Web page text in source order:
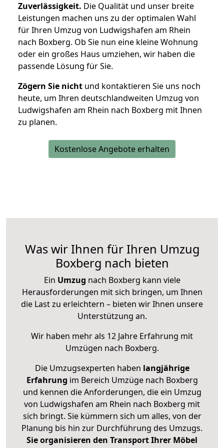
Zuverlässigkeit. Die Qualität und unser breite
Leistungen machen uns zu der optimalen Wahl
für Ihren Umzug von Ludwigshafen am Rhein
nach Boxberg. Ob Sie nun eine kleine Wohnung
oder ein großes Haus umziehen, wir haben die
passende Lösung für Sie.
Zögern Sie nicht und kontaktieren Sie uns noch
heute, um Ihren deutschlandweiten Umzug von
Ludwigshafen am Rhein nach Boxberg mit Ihnen
zu planen.
Kostenlose Angebote erhalten
Was wir Ihnen für Ihren Umzug
Boxberg nach bieten
Ein Umzug nach Boxberg kann viele
Herausforderungen mit sich bringen, um Ihnen
die Last zu erleichtern – bieten wir Ihnen unsere
Unterstützung an.
Wir haben mehr als 12 Jahre Erfahrung mit
Umzügen nach Boxberg.
Die Umzugsexperten haben langjährige
Erfahrung im Bereich Umzüge nach Boxberg
und kennen die Anforderungen, die ein Umzug
von Ludwigshafen am Rhein nach Boxberg mit
sich bringt. Sie kümmern sich um alles, von der
Planung bis hin zur Durchführung des Umzugs.
Sie organisieren den Transport Ihrer Möbel